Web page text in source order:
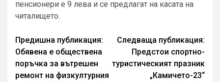
пенсионери е 9 лева и се предлагат на касата на
читалището.
Continue
Reading
Предишна публикация:
Обявена е обществена
поръчка за вътрешен
ремонт на физкултурния
Следваща публикация:
Предстои спортно-
туристическият празник
„Камичето-23“